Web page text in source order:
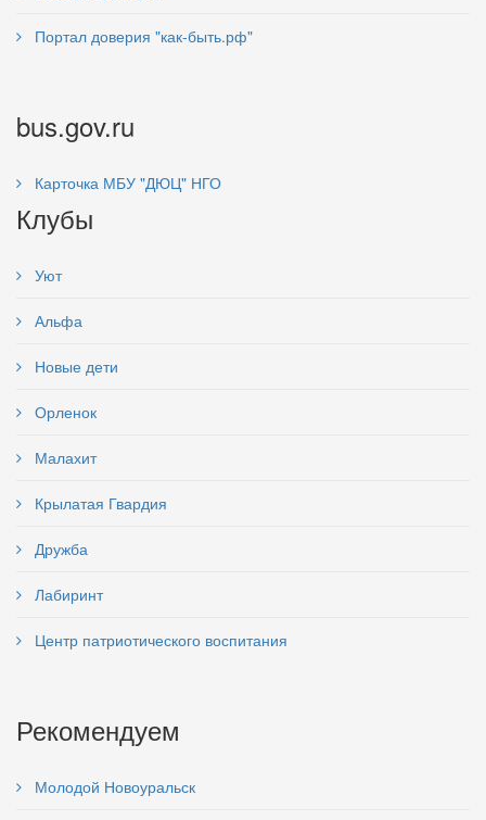
Портал доверия "как-быть.рф"
bus.gov.ru
Карточка МБУ "ДЮЦ" НГО
Клубы
Уют
Альфа
Новые дети
Орленок
Малахит
Крылатая Гвардия
Дружба
Лабиринт
Центр патриотического воспитания
Рекомендуем
Молодой Новоуральск